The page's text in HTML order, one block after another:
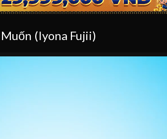
(Iyona Fujii)